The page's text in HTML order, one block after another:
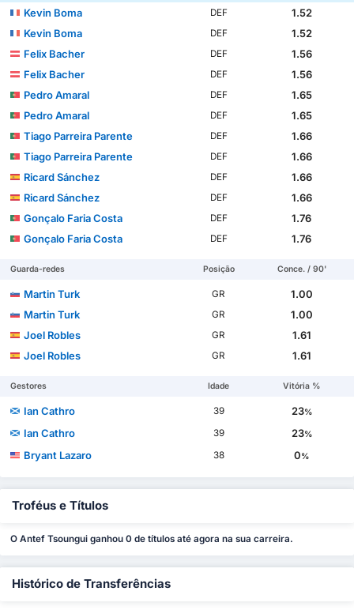
Kevin Boma
DEF
1.52
Kevin Boma
DEF
1.52
Felix Bacher
DEF
1.56
Felix Bacher
DEF
1.56
Pedro Amaral
DEF
1.65
Pedro Amaral
DEF
1.65
Tiago Parreira Parente
DEF
1.66
Tiago Parreira Parente
DEF
1.66
Ricard Sánchez
DEF
1.66
Ricard Sánchez
DEF
1.66
Gonçalo Faria Costa
DEF
1.76
Gonçalo Faria Costa
DEF 1.76
Guarda-redes Posição Conce. / 90'
Martin Turk GR
1.00
Martin Turk
GR
1.00
Joel Robles
GR
1.61
Joel Robles
GR 1.61
Gestores Idade Vitória %
Ian Cathro 39 23%
Ian Cathro 39 23%
Bryant Lazaro 38 0%
Troféus e Títulos
O Antef Tsoungui ganhou 0 de títulos até agora na sua carreira.
Histórico de Transferências